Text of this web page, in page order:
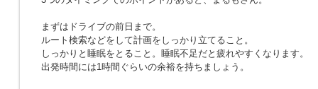
まずはドライブの前日まで。
ルート検索などをして計画をしっかり立てること。
しっかりと睡眠をとること。睡眠不足だと疲れやすくなります。
出発時間には1時間ぐらいの余裕を持ちましょう。